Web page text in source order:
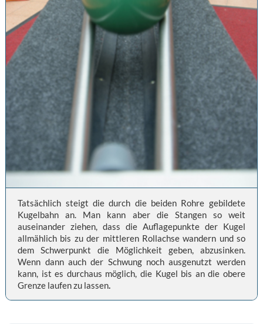
Tatsächlich steigt die durch die beiden Rohre gebildete
Kugelbahn an. Man kann aber die Stangen so weit
auseinander ziehen, dass die Auflagepunkte der Kugel
allmählich bis zu der mittleren Rollachse wandern und so
dem Schwerpunkt die Möglichkeit geben, abzusinken.
Wenn dann auch der Schwung noch ausgenutzt werden
kann, ist es durchaus möglich, die Kugel bis an die obere
Grenze laufen zu lassen.